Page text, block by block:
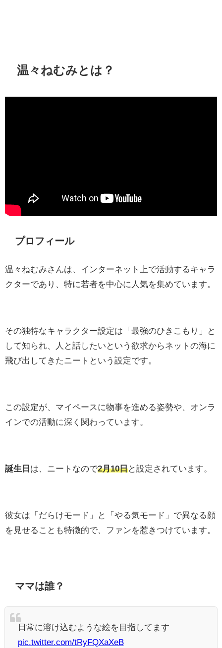
温々ねむみとは？
プロフィール
温々ねむみさんは、インターネット上で活動するキャラ
クターであり、特に若者を中心に人気を集めています。
その独特なキャラクター設定は「最強のひきこもり」と
して知られ、人と話したいという欲求からネットの海に
飛び出してきたニートという設定です。
この設定が、マイペースに物事を進める姿勢や、オンラ
インでの活動に深く関わっています。
誕生日 は、ニートなので2月10日と設定されています。
彼女は「だらけモード」と「やる気モード」で異なる顔
を見せることも特徴的で、ファンを惹きつけています。
ママは誰？
日常に溶け込むような絵を目指してます
pic.twitter.com/tRyFQXaXeB